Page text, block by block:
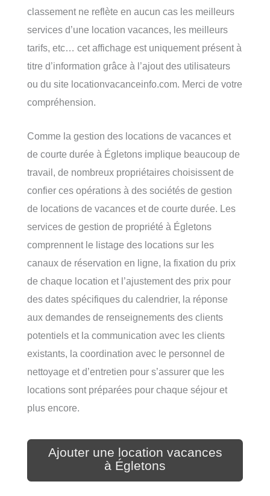
classement ne reflète en aucun cas les meilleurs
services d’une location vacances, les meilleurs
tarifs, etc… cet affichage est uniquement présent à
titre d’information grâce à l’ajout des utilisateurs
ou du site locationvacanceinfo.com. Merci de votre
compréhension.
Comme la gestion des locations de vacances et
de courte durée à Égletons implique beaucoup de
travail, de nombreux propriétaires choisissent de
confier ces opérations à des sociétés de gestion
de locations de vacances et de courte durée. Les
services de gestion de propriété à Égletons
comprennent le listage des locations sur les
canaux de réservation en ligne, la fixation du prix
de chaque location et l’ajustement des prix pour
des dates spécifiques du calendrier, la réponse
aux demandes de renseignements des clients
potentiels et la communication avec les clients
existants, la coordination avec le personnel de
nettoyage et d’entretien pour s’assurer que les
locations sont préparées pour chaque séjour et
plus encore.
Ajouter une location vacances
à Égletons